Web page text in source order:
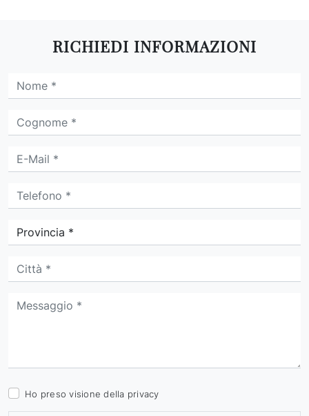
RICHIEDI INFORMAZIONI
Ho preso visione della privacy